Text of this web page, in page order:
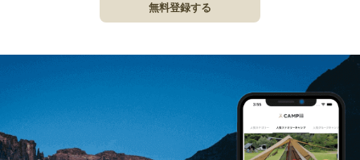
無料登録する